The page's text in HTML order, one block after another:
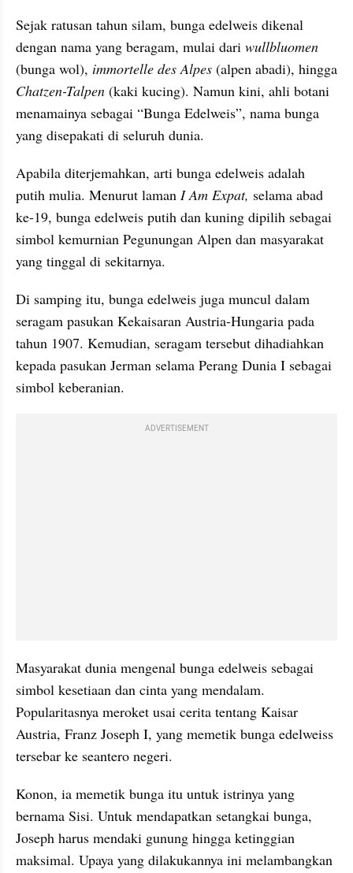
Sejak ratusan tahun silam, bunga edelweis dikenal
dengan nama yang beragam, mulai dari
(bunga wol), immortelle des Alpes
Chatzen-Talpen (kaki kucing). Namun kini, ahli botani
menamainya sebagai “Bunga Edelweis”, nama bunga
yang disepakati di seluruh dunia.
Apabila diterjemahkan, arti bunga edelweis adalah
putih mulia. Menurut laman I Am Expat, selama abad
ke-19, bunga edelweis putih dan kuning dipilih sebagai
simbol kemurnian Pegunungan Alpen dan masyarakat
yang tinggal di sekitarnya.
Di samping itu, bunga edelweis juga muncul dalam
seragam pasukan Kekaisaran Austria-Hungaria pada
tahun 1907. Kemudian, seragam tersebut dihadiahkan
kepada pasukan Jerman selama Perang Dunia I sebagai
simbol keberanian.
ADVERTISEMENT
Masyarakat dunia mengenal bunga edelweis sebagai
simbol kesetiaan dan cinta yang mendalam.
Popularitasnya meroket usai cerita tentang Kaisar
Austria, Franz Joseph I, yang memetik bunga edelweiss
tersebar ke seantero negeri.
Konon, ia memetik bunga itu untuk istrinya yang
bernama Sisi. Untuk mendapatkan setangkai bunga,
Joseph harus mendaki gunung hingga ketinggian
maksimal. Upaya yang dilakukannya ini melambangkan